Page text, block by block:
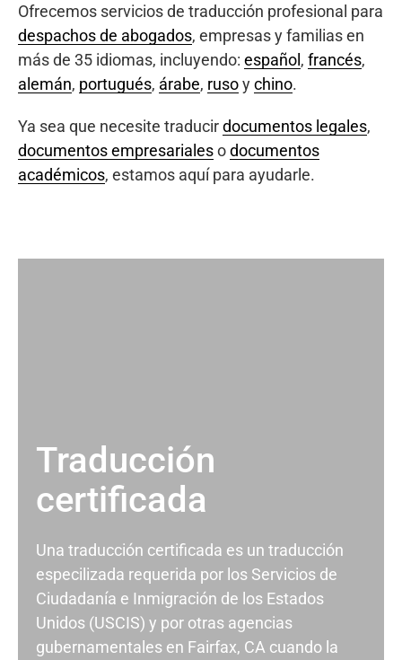
Ofrecemos servicios de traducción profesional para
despachos de abogados, empresas y familias en
más de 35 idiomas, incluyendo: español , francés,
alemán, portugués, árabe, rusoychino.
Ya sea que necesite traducirdocumentos legales,
documentos empresarialesodocumentos
académicos, estamos aquí para ayudarle.
Traducción
certificada
Una traducción certificada es un traducción
especilizada requerida por los Servicios de
Ciudadanía e Inmigración de los Estados
Unidos (USCIS) y por otras agencias
gubernamentales en Fairfax, CA cuando la